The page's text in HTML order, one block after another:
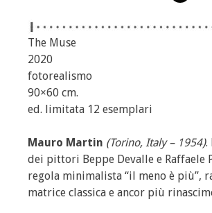
The Muse
2020
fotorealismo
90×60 cm.
ed. limitata 12 esemplari
Mauro Martin (Torino, Italy – 1954).
dei pittori Beppe Devalle e
regola minimalista “il meno è più”,
matrice classica e ancor più